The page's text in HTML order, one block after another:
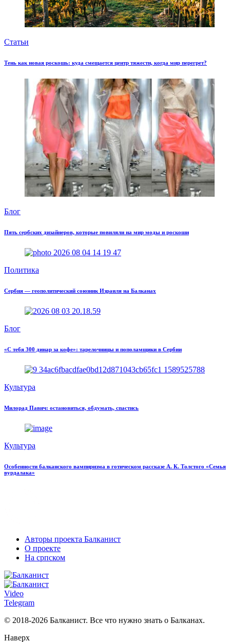
Статьи
Тень как новая роскошь: куда смещается центр тяжести, когда мир перегрет?
Блог
Пять сербских дизайнеров, которые повиляли на мир моды и роскоши
Политика
Сербия — геополитический союзник Израиля на Балканах
Блог
«С тебя 300 динар за кофе»: тарелочницы и пополамщики в Сербии
Культура
Милорад Павич: остановиться, обдумать, спастись
Культура
Особенности балканского вампиризма в готическом рассказе А. К. Толстого «Семья
вурдалака»
Авторы проекта Балканист
О проекте
На српском
Video
Telegram
© 2018-2026 Балканист. Все что нужно знать о Балканах.
Наверх